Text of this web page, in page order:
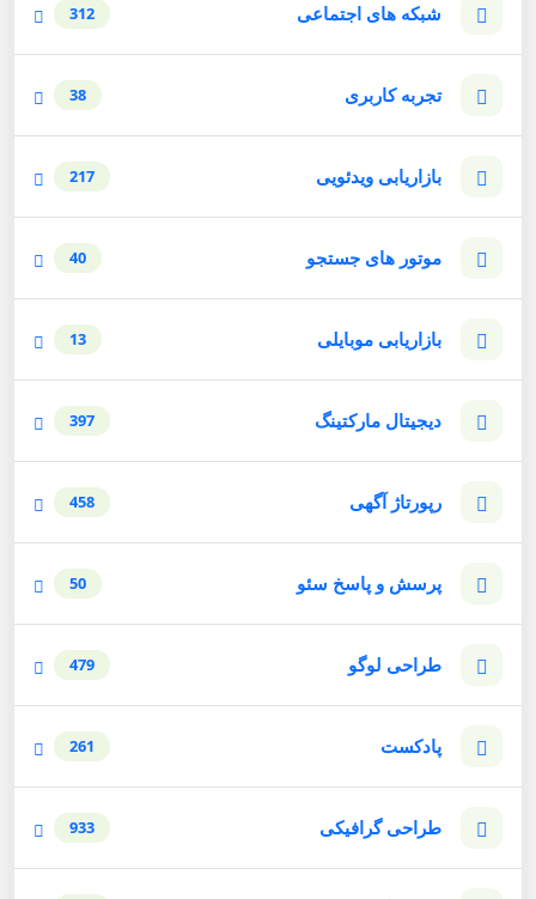
شبکه های اجتماعی 312
تجربه کاربری 38
بازاریابی ویدئویی 217
موتور های جستجو 40
بازاریابی موبایلی 13
دیجیتال مارکتینگ 397
رپورتاژ آگهی 458
پرسش و پاسخ سئو 50
طراحی لوگو 479
پادکست 261
طراحی گرافیکی 933